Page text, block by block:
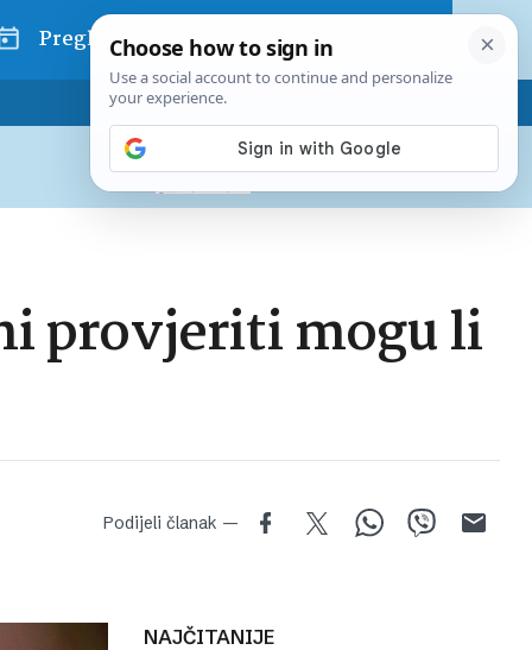
Pregled dana
Pretplatite se na Poslovni
Već od10 EURmjesečno
provjeriti mogu li
Podijeli članak —
NAJČITANIJE